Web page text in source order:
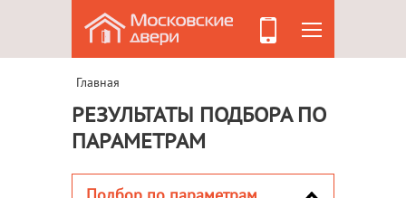
Главная
РЕЗУЛЬТАТЫ ПОДБОРА ПО
ПАРАМЕТРАМ